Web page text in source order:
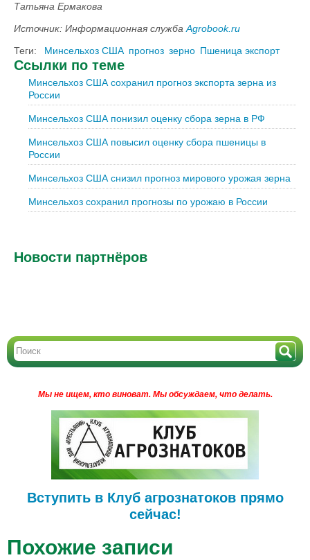
Татьяна Ермакова
Источник: Информационная служба Agrobook.ru
Теги:
Минсельхоз США прогноз зерно Пшеница экспорт
Ссылки по теме
Минсельхоз США сохранил прогноз экспорта зерна из
России
Минсельхоз США понизил оценку сбора зерна в РФ
Минсельхоз США повысил оценку сбора пшеницы в
России
Минсельхоз США снизил прогноз мирового урожая зерна
Минсельхоз сохранил прогнозы по урожаю в России
Новости партнёров
Мы не ищем, кто виноват. Мы обсуждаем, что делать.
Вступить в Клуб агрознатоков прямо
сейчас!
Похожие записи